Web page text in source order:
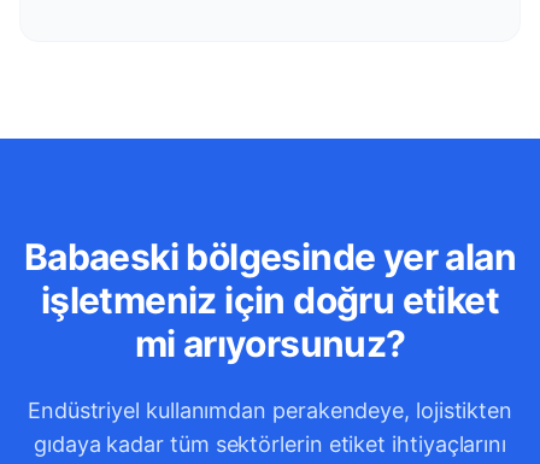
Babaeski bölgesinde yer alan
işletmeniz için doğru etiket
mi arıyorsunuz?
Endüstriyel kullanımdan perakendeye, lojistikten
gıdaya kadar tüm sektörlerin etiket ihtiyaçlarını